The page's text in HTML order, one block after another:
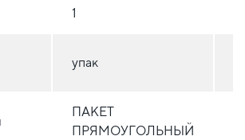
1
упак
ПАКЕТ
ПРЯМОУГОЛЬНЫЙ